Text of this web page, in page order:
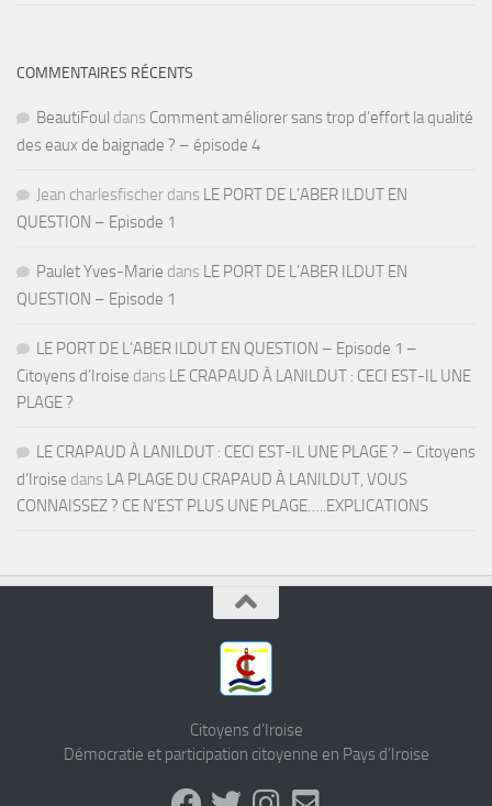
COMMENTAIRES RÉCENTS
BeautiFoul dans Comment améliorer sans trop d’effort la qualité
des eaux de baignade ? – épisode 4
Jean charlesfischer dans LE PORT DE L’ABER ILDUT EN
QUESTION – Episode 1
Paulet Yves-Marie dans LE PORT DE L’ABER ILDUT EN
QUESTION – Episode 1
LE PORT DE L’ABER ILDUT EN QUESTION – Episode 1 –
Citoyens d’Iroise dans LE CRAPAUD À LANILDUT : CECI EST-IL UNE
PLAGE ?
LE CRAPAUD À LANILDUT : CECI EST-IL UNE PLAGE ? – Citoyens
d’Iroise dans LA PLAGE DU CRAPAUD À LANILDUT, VOUS
CONNAISSEZ ? CE N’EST PLUS UNE PLAGE…..EXPLICATIONS
Citoyens d’Iroise
Démocratie et participation citoyenne en Pays d’Iroise